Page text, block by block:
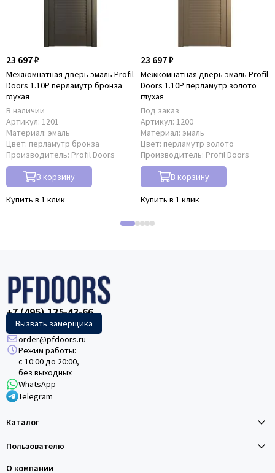
23 697 ₽
Межкомнатная дверь эмаль Profil
Doors 1.10P перламутр бронза
глухая
В наличии
Артикул: 1201
Материал: эмаль
Цвет: перламутр бронза
Производитель: Profil Doors
В корзину
Купить в 1 клик
23 697 ₽
Межкомнатная дверь эмаль Profil
Doors 1.10P перламутр золото
глухая
Под заказ
Артикул: 1200
Материал: эмаль
Цвет: перламутр золото
Производитель: Profil Doors
В корзину
Купить в 1 клик
+7 (495) 135-43-66
Вызвать замерщика
order@pfdoors.ru
Режим работы:
с 10:00 до 20:00,
без выходных
WhatsApp
Telegram
Каталог
Пользователю
О компании